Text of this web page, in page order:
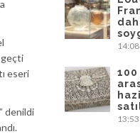
geçti
eseri
denildi
14:08
100
13:53